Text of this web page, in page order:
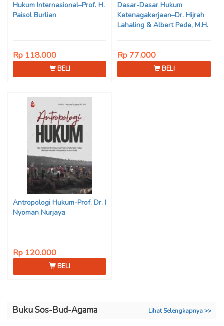
Hukum Internasional–Prof. H.
Paisol Burlian
Rp 118.000
BELI
Dasar-Dasar Hukum
Ketenagakerjaan–Dr. Hijrah
Lahaling & Albert Pede, M.H.
Rp 77.000
BELI
Antropologi Hukum-Prof. Dr. I
Nyoman Nurjaya
Rp 120.000
BELI
Buku Sos-Bud-Agama Lihat Selengkapnya >>